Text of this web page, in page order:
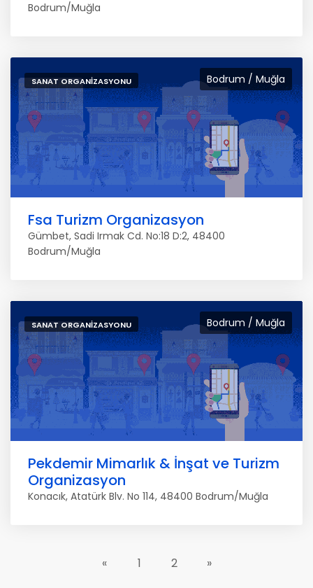
Bodrum/Muğla
Bodrum / Muğla
SANAT ORGANIZASYONU
Fsa Turizm Organizasyon
Gümbet, Sadi Irmak Cd. No:18 D:2, 48400
Bodrum/Muğla
Bodrum / Muğla
SANAT ORGANIZASYONU
Pekdemir Mimarlık & İnşat ve Turizm
Organizasyon
Konacık, Atatürk Blv. No 114, 48400 Bodrum/Muğla
« 1 2 »